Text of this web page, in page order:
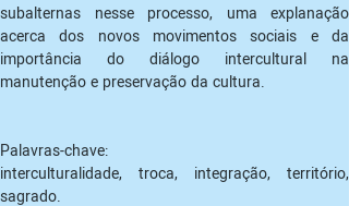
subalternas nesse processo, uma explanação
acerca dos novos movimentos sociais e da
importância do diálogo intercultural na
manutenção e preservação da cultura.
Palavras-chave:
interculturalidade, troca, integração, território,
sagrado.